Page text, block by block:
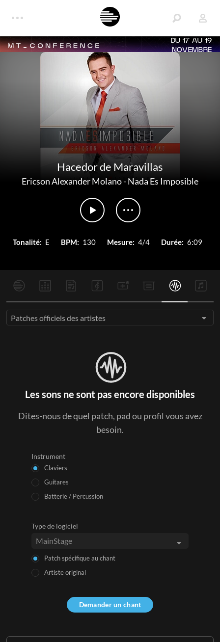
DU 17 AU 19
NOVEMBRE
Hacedor de Maravillas
Ericson Alexander Molano-Nada Es Imposible
Tonalité: E BPM: 130 Mesure: 4/4 Durée: 6:09
Patches officiels des artistes
Les sons ne sont pas encore disponibles
Dites-nous de quel patch, pad ou profil vous avez
besoin.
Instrument
Claviers
Guitares
Batterie / Percussion
Type de logiciel
Patch spécifique au chant
Artiste original
Demander un chant